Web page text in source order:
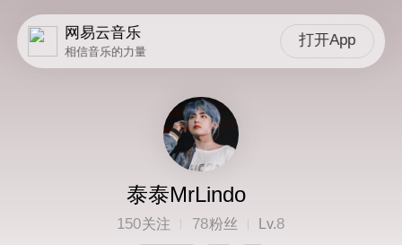
网易云音乐
相信音乐的力量
打开App
泰泰MrLindo
150关注 78粉丝 Lv.8